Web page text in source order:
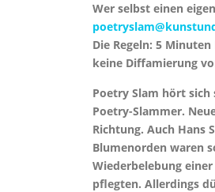
Wer selbst einen
Die Regeln: 5
keine Diffamierung
Poetry Slam hört
Poetry-Slammer.
Richtung. Auch Hans
Blumenorden waren
Wiederbelebung
pflegten. Allerdings